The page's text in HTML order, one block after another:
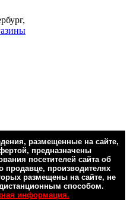
размещенные на сайте,
предназначены
посетителей сайта об
продавце, производителях
размещены на сайте, не
способом.
информация.